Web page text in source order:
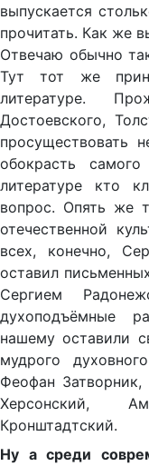
выпускается
прочитать. Как же
Отвечаю обычно
Тут тот же
литературе.
Достоевского,
просуществовать
обокрасть
литературе кто
вопрос. Опять же
отечественной
всех, конечно,
оставил
Сергием
духоподъёмные
нашему оставили
мудрого
Феофан
Херсонский,
Кронштадтский.
Ну а среди